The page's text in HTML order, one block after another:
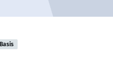
Basis